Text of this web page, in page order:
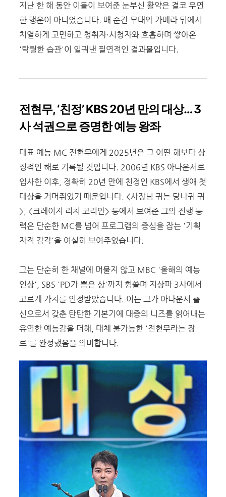
지난 한 해 동안 이들이 보여준 눈부신 활약은 결코 우연
한 행운이 아니었습니다. 매 순간 무대와 카메라 뒤에서
치열하게 고민하고 청취자·시청자와 호흡하며 쌓아온
'탁월한 습관'이 일궈낸 필연적인 결과물입니다.
전현무, ‘친정’ KBS 20년 만의 대상… 3
사 석권으로 증명한 예능 왕좌
대표 예능 MC 전현무에게 2025년은 그 어떤 해보다 상
징적인 해로 기록될 것입니다. 2006년 KBS 아나운서로
입사한 이후, 정확히 20년 만에 친정인 KBS에서 생애 첫
대상을 거머쥐었기 때문입니다. <사장님 귀는 당나귀 귀
>, <크레이지 리치 코리안> 등에서 보여준 그의 진행 능
력은 단순한 MC를 넘어 프로그램의 중심을 잡는 '기획
자적 감각'을 여실히 보여주었습니다.
그는 단순히 한 채널에 머물지 않고 MBC '올해의 예능
인상', SBS 'PD가 뽑은 상'까지 휩쓸며 지상파 3사에서
고르게 가치를 인정받았습니다. 이는 그가 아나운서 출
신으로서 갖춘 탄탄한 기본기에 대중의 니즈를 읽어내는
유연한 예능감을 더해, 대체 불가능한 '전현무라는 장
르'를 완성했음을 의미합니다.